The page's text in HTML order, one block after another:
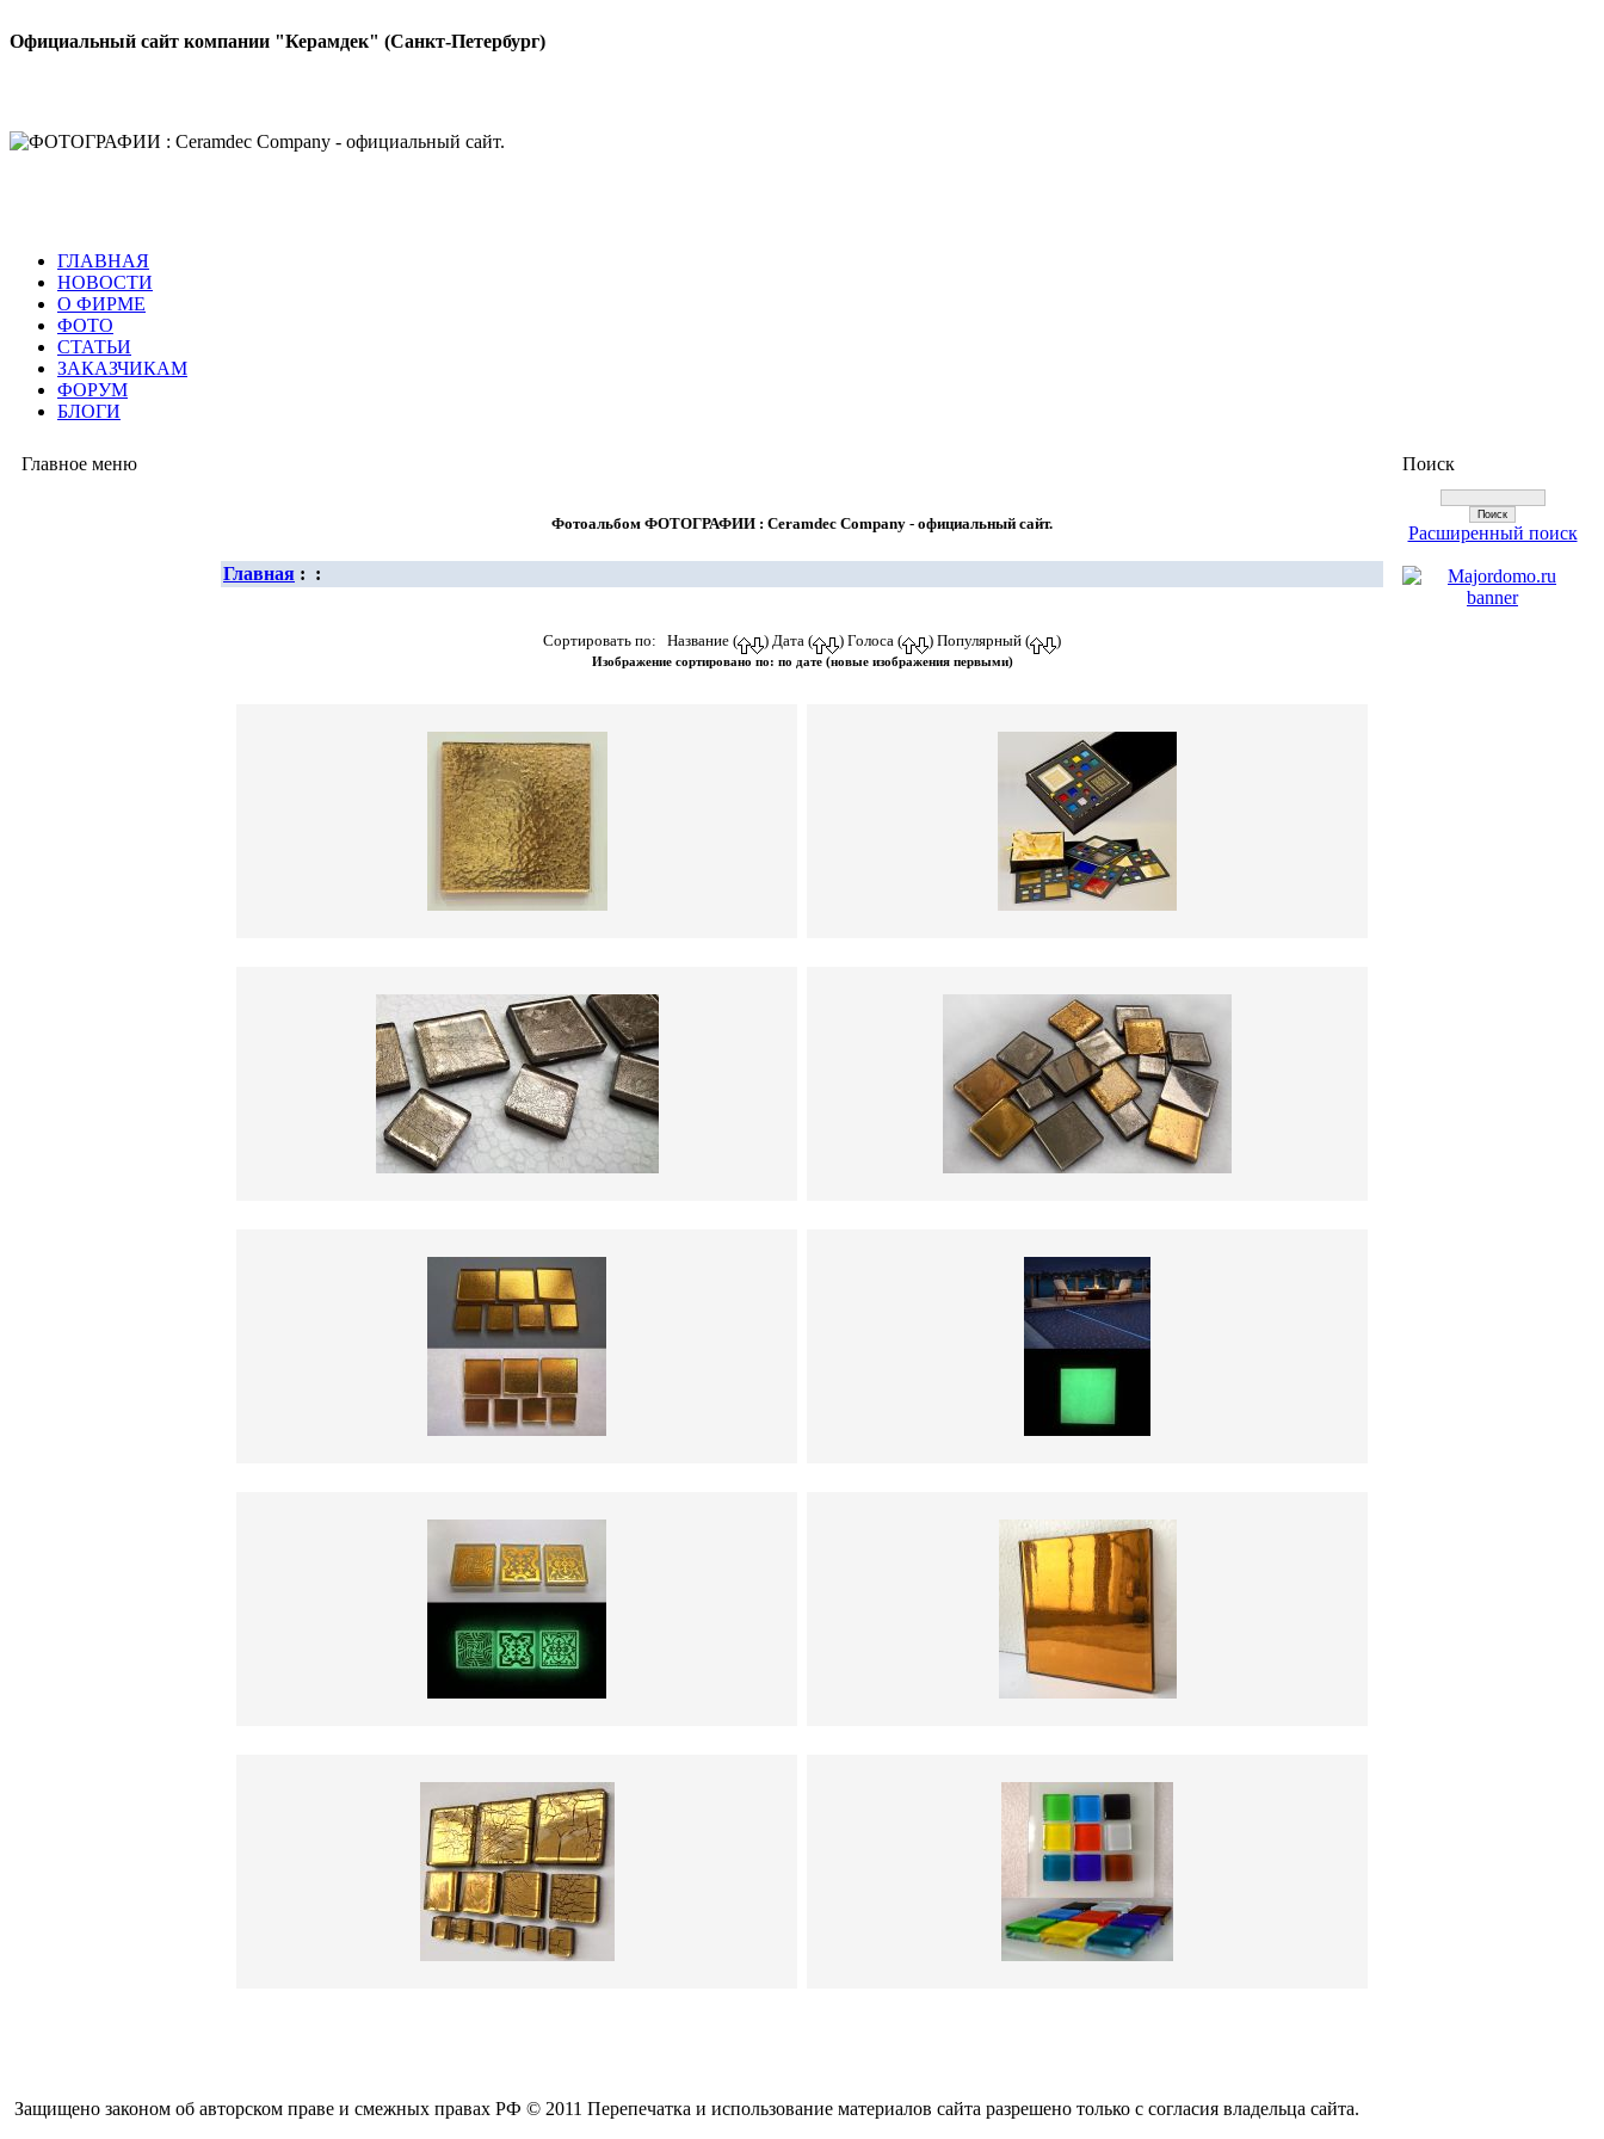
Официальный сайт компании "Керамдек" (Санкт-Петербург)
ГЛАВНАЯ
НОВОСТИ
О ФИРМЕ
ФОТО
СТАТЬИ
ЗАКАЗЧИКАМ
ФОРУМ
БЛОГИ
Главное меню
Фотоальбом ФОТОГРАФИИ : Ceramdec Company - официальный сайт.
Главная : :
Сортировать по: Название ( ) Дата ( ) Голоса ( ) Популярный ( )
Изображение сортировано по: по дате (новые изображения первыми)
Поиск
Расширенный поиск
Защищено законом об авторском праве и смежных правах РФ © 2011 Перепечатка и использование материалов сайта разрешено только с согласия владельца сайта.